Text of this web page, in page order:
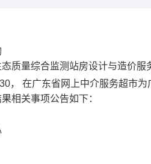
质量综合监测站房设计与造价服
， 在广东省网上中介服务超市
相关事项公告如下：